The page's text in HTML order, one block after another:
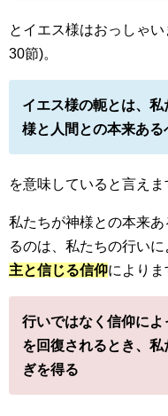
とイエス様はおっしゃ
30節)。
イエス様の軛とは、
様と人間との本来あ
を意味していると言えま
私たちが神様との本来
るのは、私たちの行いに
主と信じる信仰によりま
行いではなく信仰に
を回復されるとき、
ぎを得る